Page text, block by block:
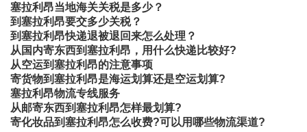
塞拉利昂当地海关关税是多少？
到塞拉利昂要交多少关税？
到塞拉利昂快递退被退回来怎么处理？
从国内寄东西到塞拉利昂，用什么快递比较好?
从空运到塞拉利昂的注意事项
寄货物到塞拉利昂是海运划算还是空运划算?
塞拉利昂物流专线服务
从邮寄东西到塞拉利昂怎样最划算?
寄化妆品到塞拉利昂怎么收费?可以用哪些物流渠道?